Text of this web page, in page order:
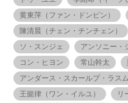
黄東萍（ファン・ドンピン）
陳清晨（チェン・チンチェン）
ソ・スンジェ
アンソニー・
コン・ヒヨン
常山幹太
アンダース・スカールプ・ラス
王懿律（ワン・イルユ）
リ